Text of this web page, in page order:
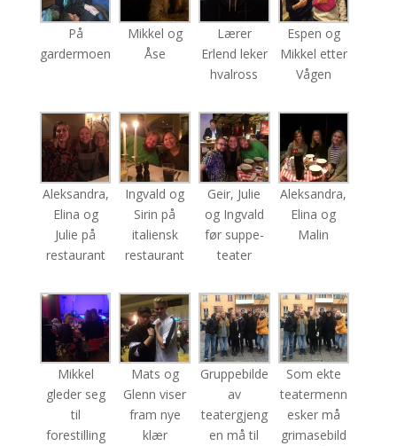
På
gardermoen
Mikkel og
Åse
Lærer
Erlend leker
hvalross
Espen og
Mikkel etter
Vågen
Aleksandra,
Elina og
Julie på
restaurant
Ingvald og
Sirin på
italiensk
restaurant
Geir, Julie
og Ingvald
før suppe-
teater
Aleksandra,
Elina og
Malin
Mikkel
gleder seg
til
forestilling
Mats og
Glenn viser
fram nye
klær
Gruppebilde
av
teatergjeng
en må til
Som ekte
teatermenn
esker må
grimasebild